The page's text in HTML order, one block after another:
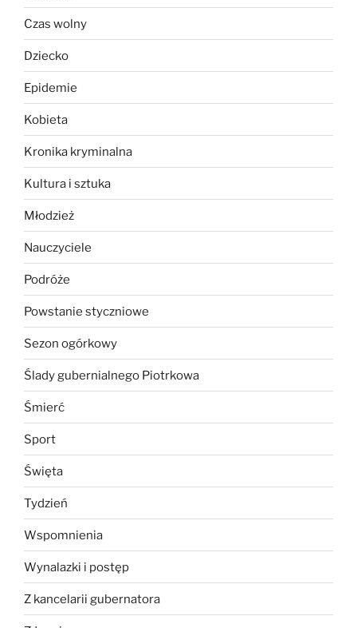
Czas wolny
Dziecko
Epidemie
Kobieta
Kronika kryminalna
Kultura i sztuka
Młodzież
Nauczyciele
Podróże
Powstanie styczniowe
Sezon ogórkowy
Ślady gubernialnego Piotrkowa
Śmierć
Sport
Święta
Tydzień
Wspomnienia
Wynalazki i postęp
Z kancelarii gubernatora